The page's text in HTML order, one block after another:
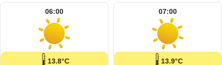
06:00
13.8°C
07:00
13.9°C